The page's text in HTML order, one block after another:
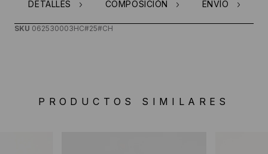
DETALLES COMPOSICIÓN ENVÍO
SKU 062530003HC#25#CH
PRODUCTOS SIMILARES